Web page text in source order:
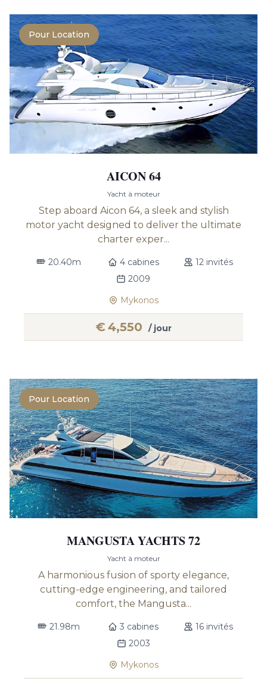
Pour Location
AICON 64
Yacht à moteur
Step aboard Aicon 64, a sleek and stylish
motor yacht designed to deliver the ultimate
charter exper...
20.40m 4 cabines
12 invités
2009
Mykonos
€4,550 / jour
Pour Location
MANGUSTA YACHTS 72
Yacht à moteur
A harmonious fusion of sporty elegance,
cutting-edge engineering, and tailored
comfort, the Mangusta...
21.98m 3 cabines
16 invités
2003
Mykonos